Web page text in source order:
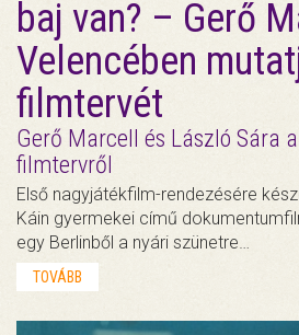
baj van? – Gerő
Velencében
filmtervét
Gerő Marcell és László Sára
filmtervről
Első nagyjátékfilm-rendezésére
Káin gyermekei című
egy Berlinből a nyári szünetre…
TOVÁBB